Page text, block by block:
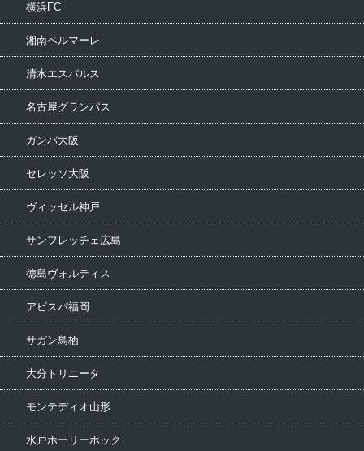
横浜FC
湘南ベルマーレ
清水エスパルス
名古屋グランパス
ガンバ大阪
セレッソ大阪
ヴィッセル神戸
サンフレッチェ広島
徳島ヴォルティス
アビスパ福岡
サガン鳥栖
大分トリニータ
モンテディオ山形
水戸ホーリーホック